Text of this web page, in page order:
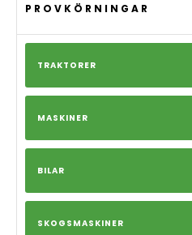
PROVKÖRNINGAR
TRAKTORER
MASKINER
BILAR
SKOGSMASKINER